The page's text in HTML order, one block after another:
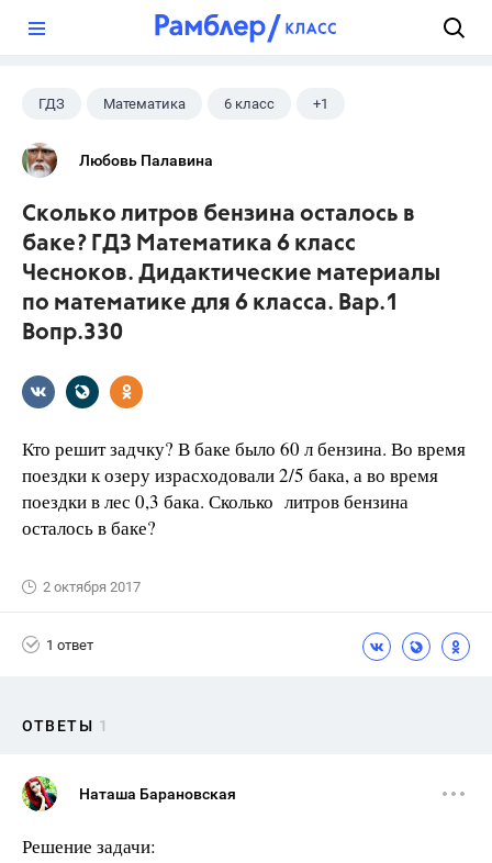
ГДЗ Математика 6 класс +1
Чесноков А.С.
Любовь Палавина
Сколько литров бензина осталось в
баке? ГДЗ Математика 6 класс
Чесноков. Дидактические материалы
по математике для 6 класса. Вар.1
Вопр.330
Кто решит задчку? В баке было 60 л бензина. Во время
поездки к озеру израсходовали 2/5 бака, а во время
поездки в лес 0,3 бака. Сколько литров бензина
осталось в баке?
2 октября 2017
1 ответ
ОТВЕТЫ 1
Наташа Барановская
Решение задачи: